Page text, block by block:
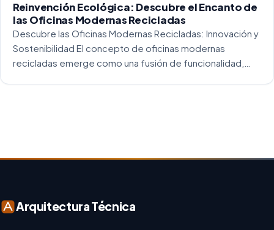
Reinvención Ecológica: Descubre el Encanto de
las Oficinas Modernas Recicladas
Descubre las Oficinas Modernas Recicladas: Innovación y
Sostenibilidad El concepto de oficinas modernas
recicladas emerge como una fusión de funcionalidad,
Arquitectura Técnica